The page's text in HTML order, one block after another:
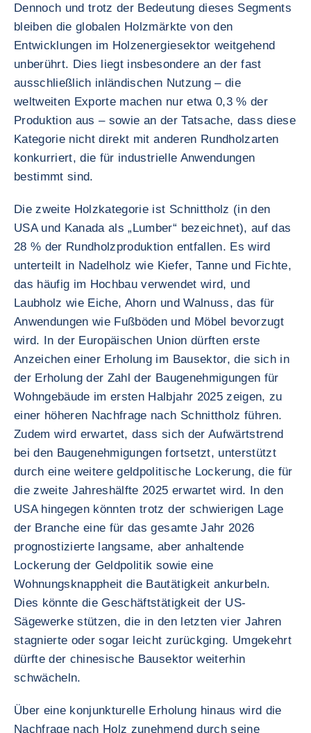
Dennoch und trotz der Bedeutung dieses Segments
bleiben die globalen Holzmärkte von den
Entwicklungen im Holzenergiesektor weitgehend
unberührt. Dies liegt insbesondere an der fast
ausschließlich inländischen Nutzung – die
weltweiten Exporte machen nur etwa 0,3 % der
Produktion aus – sowie an der Tatsache, dass diese
Kategorie nicht direkt mit anderen Rundholzarten
konkurriert, die für industrielle Anwendungen
bestimmt sind.
Die zweite Holzkategorie ist Schnittholz (in den
USA und Kanada als „Lumber“ bezeichnet), auf das
28 % der Rundholzproduktion entfallen. Es wird
unterteilt in Nadelholz wie Kiefer, Tanne und Fichte,
das häufig im Hochbau verwendet wird, und
Laubholz wie Eiche, Ahorn und Walnuss, das für
Anwendungen wie Fußböden und Möbel bevorzugt
wird. In der Europäischen Union dürften erste
Anzeichen einer Erholung im Bausektor, die sich in
der Erholung der Zahl der Baugenehmigungen für
Wohngebäude im ersten Halbjahr 2025 zeigen, zu
einer höheren Nachfrage nach Schnittholz führen.
Zudem wird erwartet, dass sich der Aufwärtstrend
bei den Baugenehmigungen fortsetzt, unterstützt
durch eine weitere geldpolitische Lockerung, die für
die zweite Jahreshälfte 2025 erwartet wird. In den
USA hingegen könnten trotz der schwierigen Lage
der Branche eine für das gesamte Jahr 2026
prognostizierte langsame, aber anhaltende
Lockerung der Geldpolitik sowie eine
Wohnungsknappheit die Bautätigkeit ankurbeln.
Dies könnte die Geschäftstätigkeit der US-
Sägewerke stützen, die in den letzten vier Jahren
stagnierte oder sogar leicht zurückging. Umgekehrt
dürfte der chinesische Bausektor weiterhin
schwächeln.
Über eine konjunkturelle Erholung hinaus wird die
Nachfrage nach Holz zunehmend durch seine